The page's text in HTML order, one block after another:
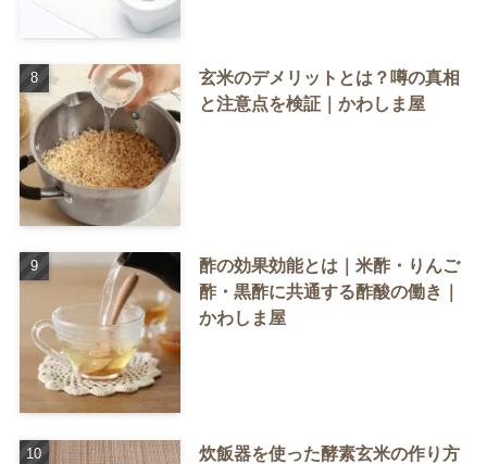
玄米のデメリットとは？噂の真相
と注意点を検証｜かわしま屋
酢の効果効能とは｜米酢・りんご
酢・黒酢に共通する酢酸の働き｜
かわしま屋
炊飯器を使った酵素玄米の作り方